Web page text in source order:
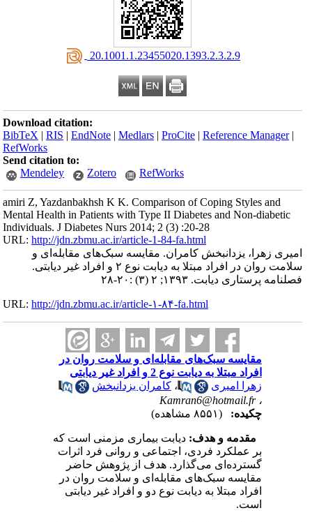
‎ 20.1001.1.23455020.1393.2.3.2.9
Download citation:
BibTeX |RIS |EndNote |Medlars |ProCite |Reference Manager
RefWorks
Send citation to:
Mendeley
Zotero RefWorks
amiri Z, Yazdanbakhsh K K. Comparison of Coping Styles and
Mental Health in Patients with Type II Diabetes and Non-diabetic
Individuals. J Diabetes Nurs 2014; 2 (3) :20-28
URL:http://jdn.zbmu.ac.ir/article-1-84-fa.html
امیری زهرا، یزدانبخش کامران. مقایسه سبک‌های مقابله‌ای و
سلامت روان در افراد مبتلا به دیابت نوع ۲ و افراد غیر دیابتی.
فصلنامه پرستاری دیابت. ۱۳۹۳; ۲ (۳) :۲۰-۲۸
URL:http://jdn.zbmu.ac.ir/article-۱-۸۴-fa.html
مقایسه سبک‌های مقابله‌ای و سلامت روان در
افراد مبتلا به دیابت نوع 2 و افراد غیر دیابتی
زهرا امیری
،کامران یزدانبخش
Kamran6@hotmail.fr
چکیده:
مقدمه و هدف:دیابت بیماری مزمنی است که
بر عملکرد فردی، اجتماعی و روانی فرد اثرات
گسترده‌ای‌ می‌گذارد. هدف از پژوهش حاضر
مقایسه سبک‌های مقابله‌ای و سلامت روان در
افراد مبتلا به دیابت نوع دو و افراد غیر دیابتی
است.